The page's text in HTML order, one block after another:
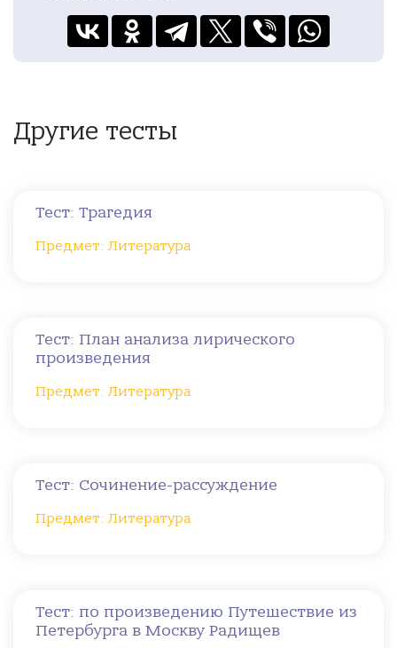
Другие тесты
Тест: Трагедия
Предмет: Литература
Тест: План анализа лирического
произведения
Предмет: Литература
Тест: Сочинение-рассуждение
Предмет: Литература
Тест: по произведению Путешествие из
Петербурга в Москву Радищев